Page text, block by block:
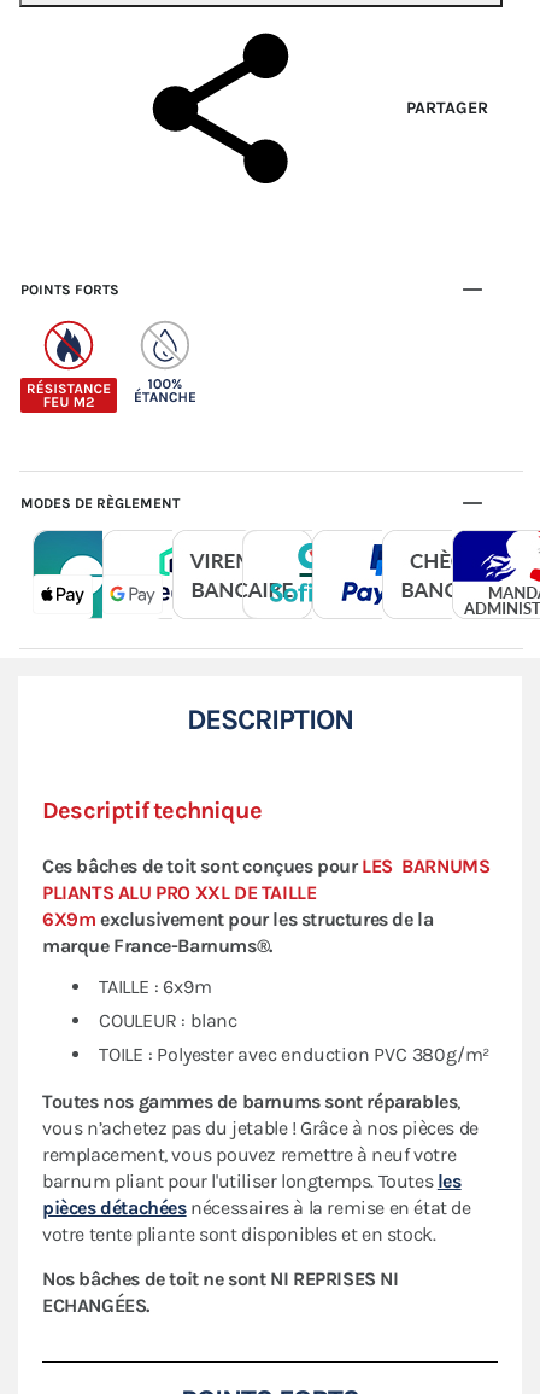
PARTAGER
POINTS FORTS
MODES DE RÈGLEMENT
DESCRIPTION
Descriptif technique
Ces bâches de toit sont conçues pourLES BARNUMS
PLIANTS ALU PRO XXL DE TAILLE
6X9m exclusivement pour les structures de la
marque France-Barnums®.
TAILLE : 6x9m
COULEUR : blanc
TOILE : Polyester avec enduction PVC 380g/m²
Toutes nos gammes de barnums sont réparables,
vous n’achetez pas du jetable ! Grâce à nos pièces de
remplacement, vous pouvez remettre à neuf votre
barnum pliant pour l'utiliser longtemps. Toutes les
pièces détachéesnécessaires à la remise en état de
votre tente pliante sont disponibles et en stock.
Nos bâches de toit ne sont NI REPRISES NI
ECHANGÉES.